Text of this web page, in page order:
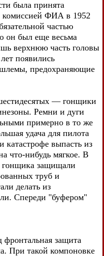
была принята
комиссией ФИА в 1952
частью
он был еще весьма
верхнюю часть головы
появились
шлемы, предохраняющие
— гонщики
Ремни и дуги
примерно в то же
удача для пилота
катастрофе выпасть из
что-нибудь мягкое. В
гонщика защищали
труб и
делать из
Спереди "буфером"
фронтальная защита
При такой компоновке